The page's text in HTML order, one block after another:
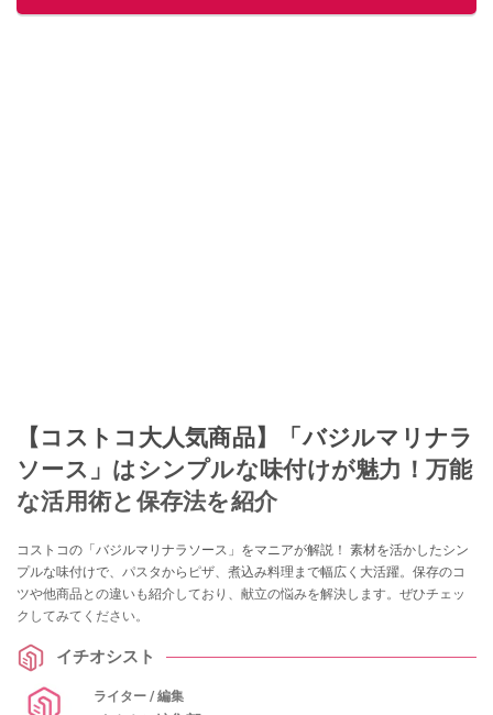
【コストコ大人気商品】「バジルマリナラ
ソース」はシンプルな味付けが魅力！万能
な活用術と保存法を紹介
コストコの「バジルマリナラソース」をマニアが解説！ 素材を活かしたシン
プルな味付けで、パスタからピザ、煮込み料理まで幅広く大活躍。保存のコ
ツや他商品との違いも紹介しており、献立の悩みを解決します。ぜひチェッ
クしてみてください。
イチオシスト
ライター / 編集